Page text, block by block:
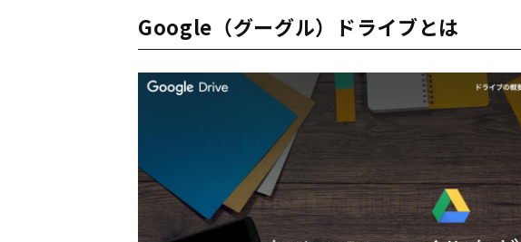
Google（グーグル）ドライブとは